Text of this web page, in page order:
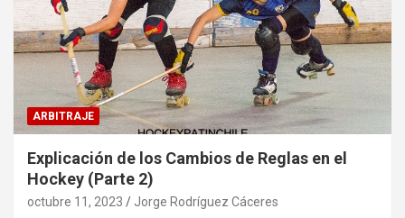
ARBITRAJE
Explicación de los Cambios de Reglas en el
Hockey (Parte 2)
octubre 11, 2023 Jorge Rodríguez Cáceres